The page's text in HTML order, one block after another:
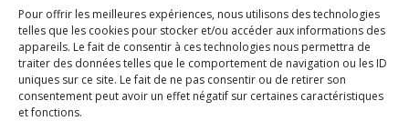
Pour offrir les meilleures expériences, nous utilisons des technologies
telles que les cookies pour stocker et/ou accéder aux informations des
appareils. Le fait de consentir à ces technologies nous permettra de
traiter des données telles que le comportement de navigation ou les ID
uniques sur ce site. Le fait de ne pas consentir ou de retirer son
consentement peut avoir un effet négatif sur certaines caractéristiques
et fonctions.
Vous pouvez recevoir les dernières infos en
vous abonnant à notre newsletter